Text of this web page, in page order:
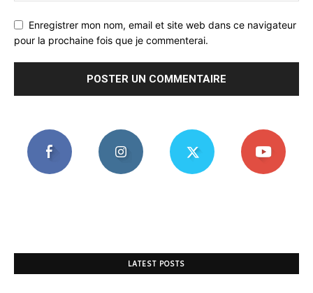
Enregistrer mon nom, email et site web dans ce navigateur
pour la prochaine fois que je commenterai.
LATEST POSTS